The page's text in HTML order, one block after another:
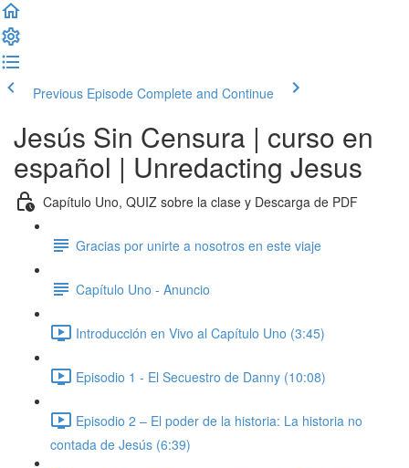
Previous Episode Complete and Continue
Jesús Sin Censura | curso en
español | Unredacting Jesus
Capítulo Uno, QUIZ sobre la clase y Descarga de PDF
Gracias por unirte a nosotros en este viaje
Capítulo Uno - Anuncio
Introducción en Vivo al Capítulo Uno (3:45)
Episodio 1 - El Secuestro de Danny (10:08)
Episodio 2 – El poder de la historia: La historia no
contada de Jesús (6:39)